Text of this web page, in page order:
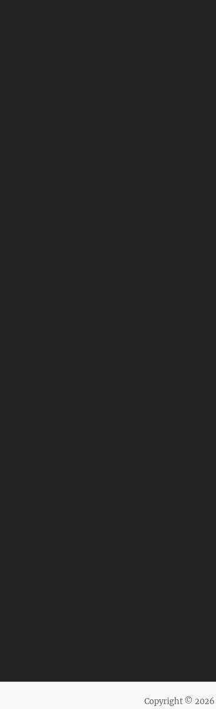
Copyright © 2026